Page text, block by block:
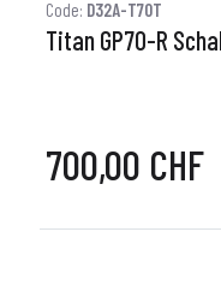
Code: D32A-T70T
Titan GP70-R
700,00 CHF